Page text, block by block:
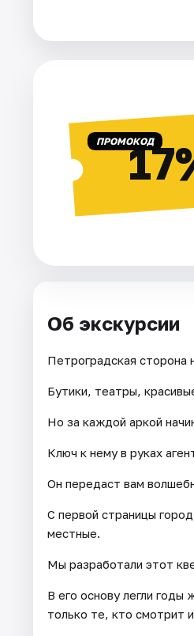
Рейтинги
ПРОМОКОД
Об экскурсии
Петроградская сторона
Бутики, театры,
Но за каждой аркой
Ключ к нему в руках
Он передаст вам
С первой страницы
местные.
Мы разработали этот
В его основу легли
только те, кто смотрит